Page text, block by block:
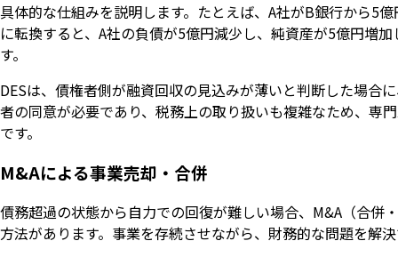
具体的な仕組みを説明します。たとえば、A社がB銀行から5
に転換すると、A社の負債が5億円減少し、純資産が5億円増
す。
DESは、債権者側が融資回収の見込みが薄いと判断した場合
者の同意が必要であり、税務上の取り扱いも複雑なため、専
です。
M&Aによる事業売却・合併
債務超過の状態から自力での回復が難しい場合、M&A（合
方法があります。事業を存続させながら、財務的な問題を解